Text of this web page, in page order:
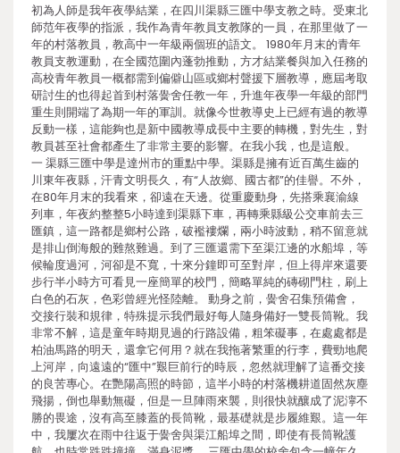
初為人師是我年夜學結業，在四川渠縣三匯中學支教之時。受東北
師范年夜學的指派，我作為青年教員支教隊的一員，在那里做了一
年的村落教員，教高中一年級兩個班的語文。 1980年月末的青年
教員支教運動，在全國范圍內蓬勃推動，方才結業餐與加入任務的
高校青年教員一概都需到偏僻山區或鄉村聲援下層教導，應屆考取
研討生的也得起首到村落黌舍任教一年，升進年夜學一年級的部門
重生則開端了為期一年的軍訓。就像今世教導史上已經有過的教導
反動一樣，這能夠也是新中國教導成長中主要的轉機，對先生，對
教員甚至社會都產生了非常主要的影響。在我小我，也是這般。
一 渠縣三匯中學是達州市的重點中學。渠縣是擁有近百萬生齒的
川東年夜縣，汗青文明長久，有“人故鄉、國古都”的佳譽。不外，
在80年月末的我看來，卻遠在天邊。從重慶動身，先搭乘襄渝線
列車，年夜約整整5小時達到渠縣下車，再轉乘縣級公交車前去三
匯鎮，這一路都是鄉村公路，破襤褸爛，兩小時波動，稍不留意就
是排山倒海般的難熬難過。到了三匯還需下至渠江邊的水船埠，等
候輪度過河，河卻是不寬，十來分鐘即可至對岸，但上得岸來還要
步行半小時方可看見一座簡單的校門，簡略單純的磚砌門柱，刷上
白色的石灰，色彩曾經光怪陸離。 動身之前，黌舍召集預備會，
交接行裝和規律，特殊提示我們最好每人隨身備好一雙長筒靴。我
非常不解，這是童年時期見過的行路設備，粗笨礙事，在處處都是
柏油馬路的明天，還拿它何用？就在我拖著繁重的行李，費勁地爬
上河岸，向遠遠的“匯中”艱巨前行的時辰，忽然就理解了這番交接
的良苦專心。在艷陽高照的時節，這半小時的村落機耕道固然灰塵
飛揚，倒也舉動無礙，但是一旦陣雨來襲，則很快就釀成了泥濘不
勝的畏途，沒有高至膝蓋的長筒靴，最基礎就是步履維艱。這一年
中，我屢次在雨中往返于黌舍與渠江船埠之間，即使有長筒靴護